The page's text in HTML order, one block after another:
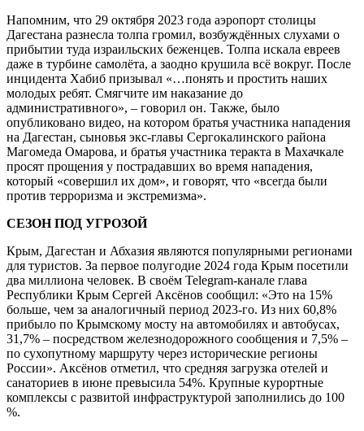
Напомним, что 29 октября 2023 года аэропорт столицы
Дагестана разнесла толпа громил, возбуждённых слухами о
прибытии туда израильских беженцев. Толпа искала евреев
даже в турбине самолёта, а заодно крушила всё вокруг. После
инцидента Хабиб призывал «…понять и простить наших
молодых ребят. Смягчите им наказание до
административного», – говорил он. Также, было
опубликовано видео, на котором братья участника нападения
на Дагестан, сыновья экс-главы Сергокалинского района
Магомеда Омарова, и братья участника теракта в Махачкале
просят прощения у пострадавших во время нападения,
который «совершил их дом», и говорят, что «всегда были
против терроризма и экстремизма».
СЕЗОН ПОД УГРОЗОЙ
Крым, Дагестан и Абхазия являются популярными регионами
для туристов. За первое полугодие 2024 года Крым посетили
два миллиона человек. В своём Telegram-канале глава
Республики Крым Сергей Аксёнов сообщил: «Это на 15%
больше, чем за аналогичный период 2023-го. Из них 60,8%
прибыло по Крымскому мосту на автомобилях и автобусах,
31,7% – посредством железнодорожного сообщения и 7,5% –
по сухопутному маршруту через исторические регионы
России». Аксёнов отметил, что средняя загрузка отелей и
санаториев в июне превысила 54%. Крупные курортные
комплексы с развитой инфраструктурой заполнились до 100
%.